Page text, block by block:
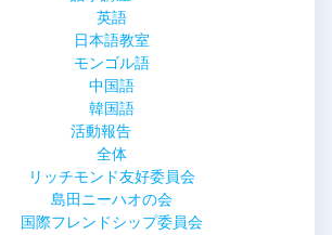
英語
日本語教室
モンゴル語
中国語
韓国語
活動報告
全体
リッチモンド友好委員会
島田ニーハオの会
国際フレンドシップ委員会